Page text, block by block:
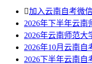
加入云南自考微
2026年下半年云南
2026年云南师范大
2026年10月云南自
2026下半年云南自